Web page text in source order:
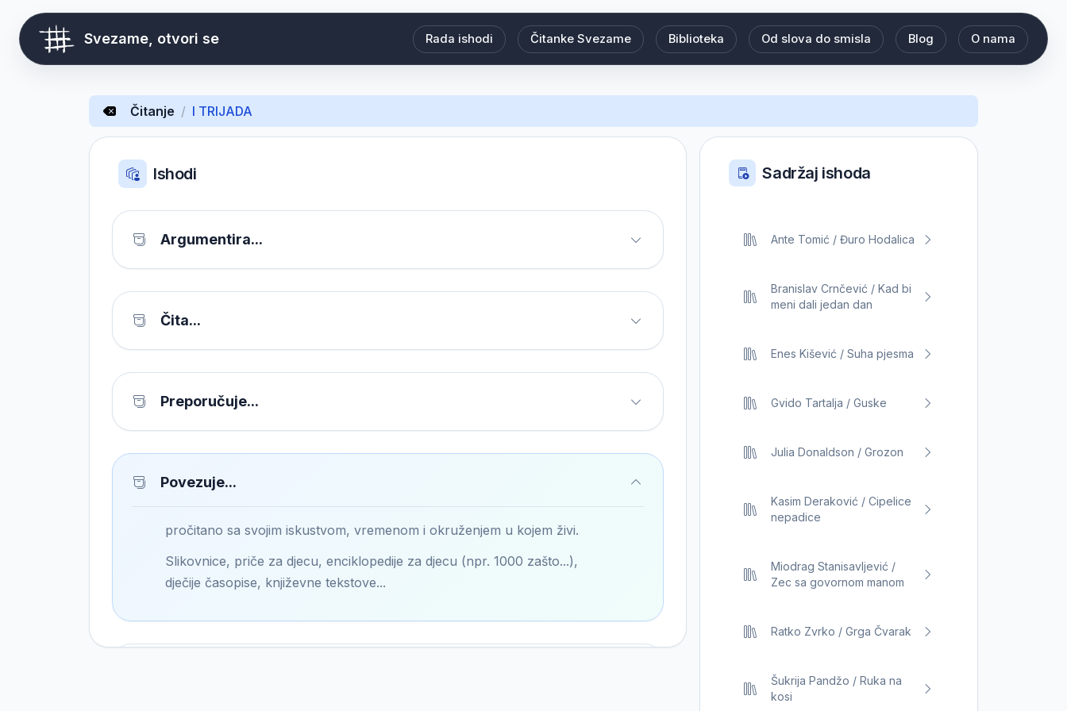
Svezame, otvori se Rada ishodi Čitanke Svezame Biblioteka Od slova do smisla Blog O nama
Čitanje / I TRIJADA
Ishodi
Argumentira...
Čita...
Preporučuje...
Povezuje...
pročitano sa svojim iskustvom, vremenom i okruženjem u kojem živi.
Slikovnice, priče za djecu, enciklopedije za djecu (npr. 1000 zašto...),
dječije časopise, književne tekstove...
Sadržaj ishoda
Ante Tomić / Đuro Hodalica
Branislav Crnčević / Kad bi
meni dali jedan dan
Enes Kišević / Suha pjesma
Gvido Tartalja / Guske
Julia Donaldson / Grozon
Kasim Deraković / Cipelice
nepadice
Miodrag Stanisavljević /
Zec sa govornom manom
Ratko Zvrko / Grga Čvarak
Šukrija Pandžo / Ruka na
kosi